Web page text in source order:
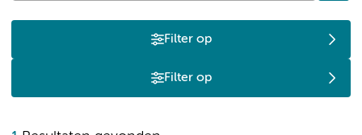
Filter op
Filter op